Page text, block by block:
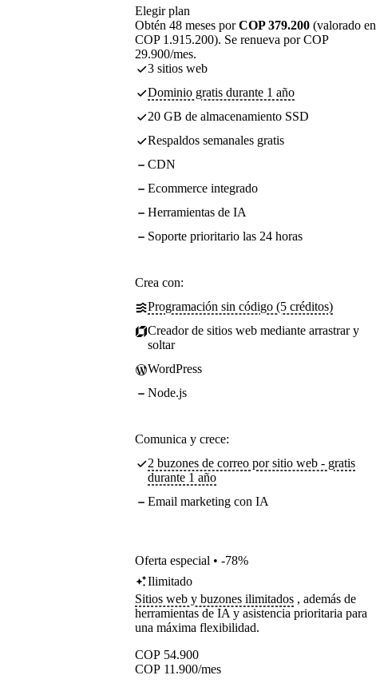
Elegir plan
Obtén 48 meses porCOP 379.200 (valorado en
COP 1.915.200). Se renueva por COP
29.900/mes.
3 sitios web
Dominio gratis durante 1 año
20 GB de almacenamiento SSD
Respaldos semanales gratis
CDN
Ecommerce integrado
Herramientas de IA
Soporte prioritario las 24 horas
Crea con:
Programación sin código (5 créditos)
Creador de sitios web mediante arrastrar y
soltar
WordPress
Node.js
Comunica y crece:
2 buzones de correo por sitio web - gratis
durante 1 año
Email marketing con IA
Oferta especial • -78%
Ilimitado
Sitios web y buzones ilimitados , además de
herramientas de IA y asistencia prioritaria para
una máxima flexibilidad.
COP 54.900
COP 11.900/mes